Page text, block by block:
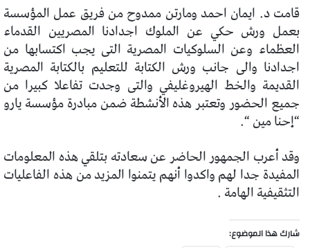
قامت د. ايمان احمد ومارتن ممدوح من فريق عمل المؤسسة
بعمل ورش حكي عن الملوك اجدادنا المصريين القدماء
العظماء وعن السلوكيات المصرية التى يجب اكتسابها من
اجدادنا والى جانب ورش الكتابة للتعليم بالكتابة المصرية
القديمة والخط الهيروغليفي والتى وجدت تفاعلا كبيرا من
جميع الحضور وتعتبر هذه الأنشطة ضمن مبادرة مؤسسة يارو
“إحنا مين “.
وقد أعرب الجمهور الحاضر عن سعادته بتلقي هذه المعلومات
المفيدة جدا لهم واكدوا أنهم يتمنوا المزيد من هذه الفاعليات
التثقيفية الهامة .
شارك هذا الموضوع: